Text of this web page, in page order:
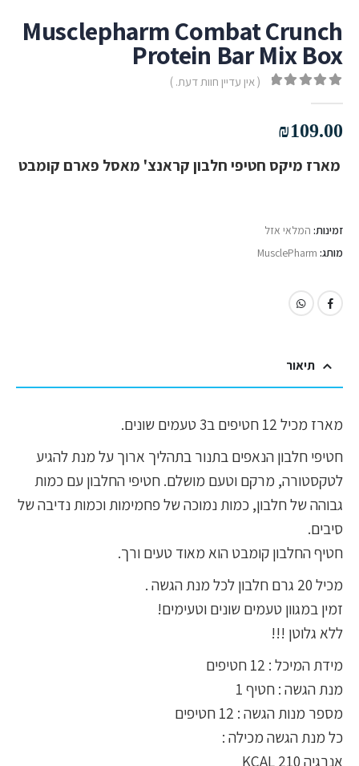
Musclepharm Combat Crunch
Protein Bar Mix Box
( אין עדיין חוות דעת. )
₪109.00
מארז מיקס חטיפי חלבון קראנצ' מאסל פארם קומבט
זמינות: המלאי אזל
מותג: MusclePharm
תיאור
מארז מכיל 12 חטיפים ב3 טעמים שונים.
חטיפי חלבון הנאפים בתנור בתהליך ארוך על מנת להגיע
לטקסטורה, מרקם וטעם מושלם. חטיפי החלבון עם כמות
גבוהה של חלבון, כמות נמוכה של פחמימות וכמות נדיבה של
סיבים.
חטיף החלבון קומבט הוא מאוד טעים ורך.
מכיל 20 גרם חלבון לכל מנת הגשה .
זמין במגוון טעמים שונים וטעימים!
ללא גלוטן !!!
מידת המיכל : 12 חטיפים
מנת הגשה : חטיף 1
מספר מנות הגשה : 12 חטיפים
כל מנת הגשה מכילה :
אנרגיה 210 KCAL